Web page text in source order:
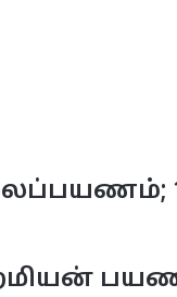
1
பயணி;